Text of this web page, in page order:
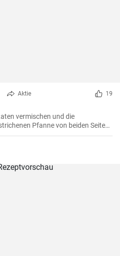
Aktie 19
vermischen und die
Pfanne von beiden Seiten